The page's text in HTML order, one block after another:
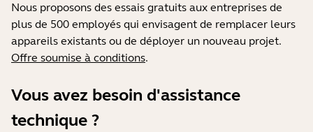
Nous proposons des essais gratuits aux entreprises de
plus de 500 employés qui envisagent de remplacer leurs
appareils existants ou de déployer un nouveau projet.
Offre soumise à conditions.
Vous avez besoin d'assistance
technique ?